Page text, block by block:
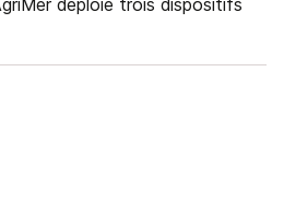
déploie trois dispositifs